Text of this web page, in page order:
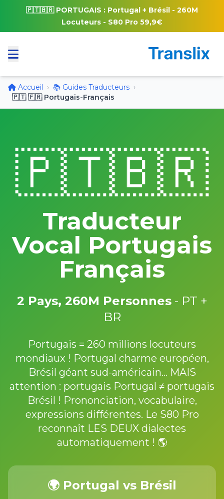
🇵🇹🇧🇷 PORTUGAIS : Portugal + Brésil - 260M
Locuteurs - S80 Pro 59,9€
Accueil › 📚 Guides Traducteurs ›
🇵🇹 🇫🇷 Portugais-Français
🇵🇹🇧🇷
Traducteur
Vocal Portugais
Français
2 Pays, 260M Personnes- PT +
BR
Portugais = 260 millions locuteurs
mondiaux ! Portugal charme européen,
Brésil géant sud-américain... MAIS
attention : portugais Portugal ≠ portugais
Brésil ! Prononciation, vocabulaire,
expressions différentes. Le S80 Pro
reconnaît LES DEUX dialectes
automatiquement ! 🌎
🌍 Portugal vs Brésil